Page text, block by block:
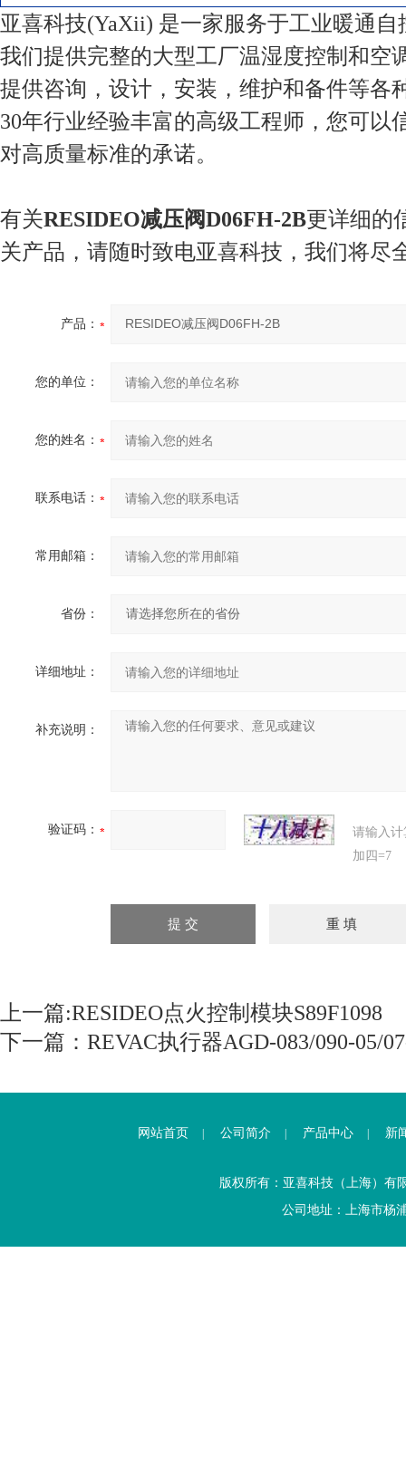
亚喜科技(YaXii) 是一家服务于工业暖通自
我们提供完整的大型工厂温湿度控制和空
提供咨询，设计，安装，维护和备件等各
30年行业经验丰富的高级工程师，您可以
对高质量标准的承诺。
有关RESIDEO减压阀D06FH-2B更详细的
关产品，请随时致电亚喜科技，我们将尽
产品：
您的单位：
您的姓名：
联系电话：
常用邮箱：
省份：
详细地址：
补充说明：
验证码：
请输入
加四=7
上一篇:RESIDEO点火控制模块S89F1098
下一篇： REVAC执行器AGD-083/090-05/
网站首页 公司简介 产品中心 新
版权所有：亚喜科技（上海）
公司地址：上海市杨